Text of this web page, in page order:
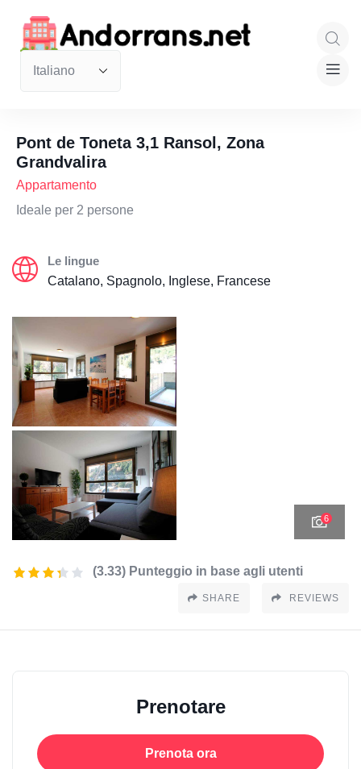
Pont de Toneta 3,1 Ransol, Zona
Grandvalira
Appartamento
Ideale per 2 persone
Le lingue
Catalano, Spagnolo, Inglese, Francese
6
(3.33) Punteggio in base agli utenti
SHARE REVIEWS
Prenotare
Prenota ora